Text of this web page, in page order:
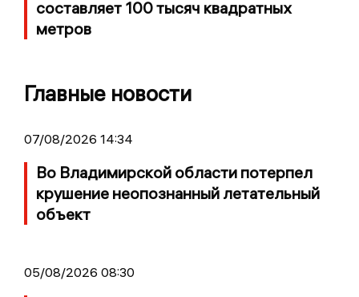
составляет 100 тысяч квадратных
метров
Главные новости
07/08/2026 14:34
Во Владимирской области потерпел
крушение неопознанный летательный
объект
05/08/2026 08:30